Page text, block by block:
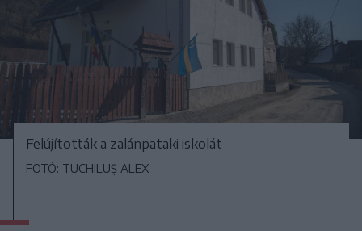
Felújították a zalánpataki iskolát
FOTÓ: TUCHILUȘ ALEX